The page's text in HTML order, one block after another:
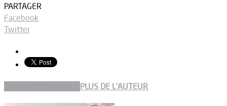
PARTAGER
Facebook
Twitter
PLUS DE L'AUTEUR